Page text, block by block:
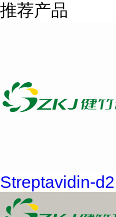
推荐产品
Streptavidin-d2